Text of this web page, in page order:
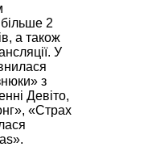
2
а також
У
з
Девіто,
«Страх